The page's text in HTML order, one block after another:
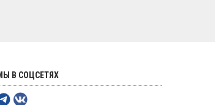
В СОЦСЕТЯХ